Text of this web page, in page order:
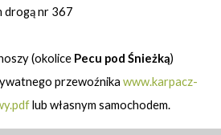
drogą nr 367
(okolice Pecu pod Śnieżką)
przewoźnika www.karpacz-
lub własnym samochodem.